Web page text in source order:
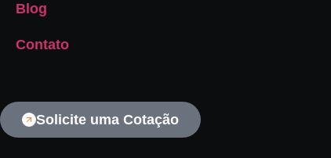
Blog
Contato
Solicite uma Cotação